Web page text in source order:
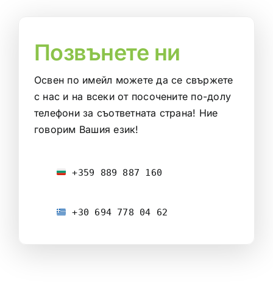
Позвънете ни
Освен по имейл можете да се свържете
с нас и на всеки от посочените по-долу
телефони за съответната страна! Ние
говорим Вашия език!
+359 889 887 160
+30 694 778 04 62